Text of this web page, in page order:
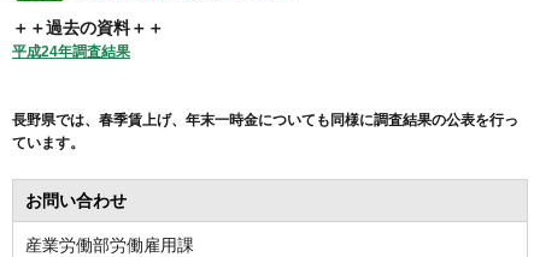
＋＋過去の資料＋＋
平成24年調査結果
長野県では、春季賃上げ、年末一時金についても同様に調査結果の公表を行っ
ています。
お問い合わせ
産業労働部労働雇用課